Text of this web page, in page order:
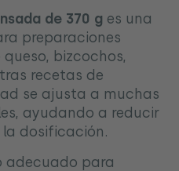
de 370 g es una
preparaciones
bizcochos,
recetas de
se ajusta a muchas
ayudando a reducir
dosificación.
adecuado para